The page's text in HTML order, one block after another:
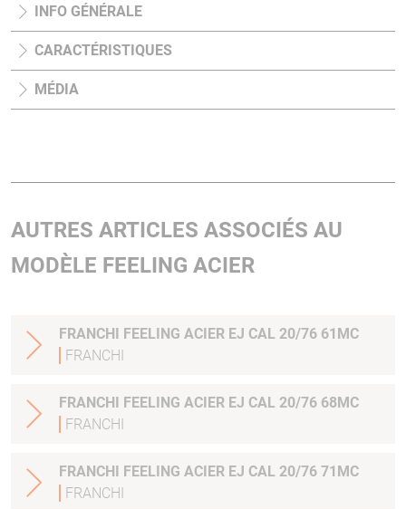
INFO GÉNÉRALE
CARACTÉRISTIQUES
MÉDIA
AUTRES ARTICLES ASSOCIÉS AU
MODÈLE FEELING ACIER
FRANCHI FEELING ACIER EJ CAL 20/76 61MC
FRANCHI
FRANCHI FEELING ACIER EJ CAL 20/76 68MC
FRANCHI
FRANCHI FEELING ACIER EJ CAL 20/76 71MC
FRANCHI